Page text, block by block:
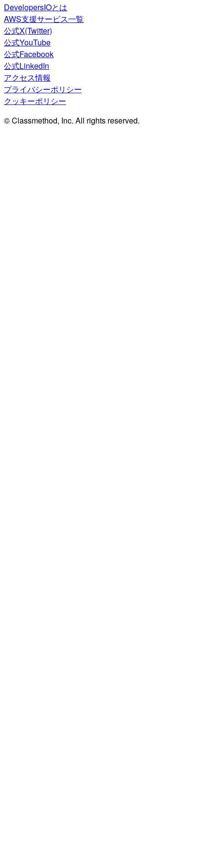
DevelopersIOとは
AWS支援サービス一覧
公式X(Twitter)
公式YouTube
公式Facebook
公式LinkedIn
アクセス情報
プライバシーポリシー
クッキーポリシー
© Classmethod, Inc. All rights reserved.